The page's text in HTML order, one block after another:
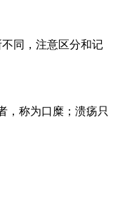
同，注意区分和记
，称为口糜；溃疡只